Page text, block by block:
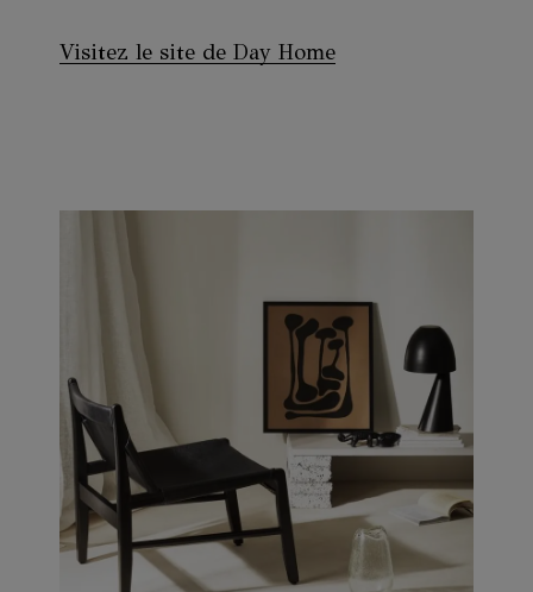
Visitez le site de Day Home